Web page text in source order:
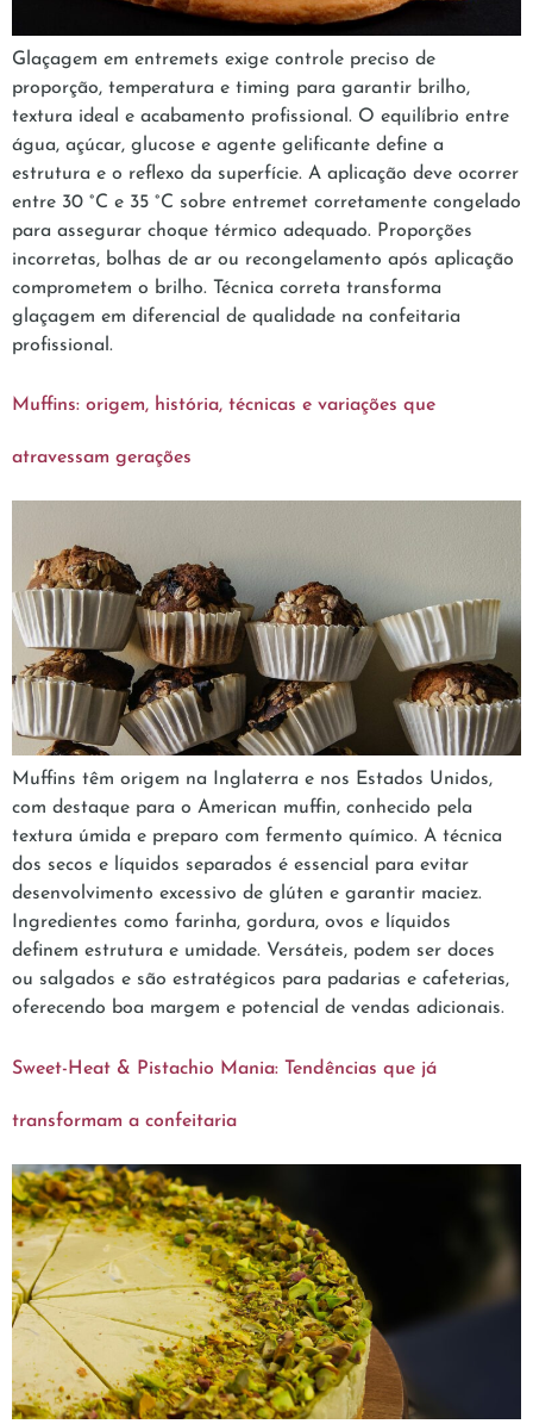
Glaçagem em entremets exige controle preciso de
proporção, temperatura e timing para garantir brilho,
textura ideal e acabamento profissional. O equilíbrio entre
água, açúcar, glucose e agente gelificante define a
estrutura e o reflexo da superfície. A aplicação deve ocorrer
entre 30 °C e 35 °C sobre entremet corretamente congelado
para assegurar choque térmico adequado. Proporções
incorretas, bolhas de ar ou recongelamento após aplicação
comprometem o brilho. Técnica correta transforma
glaçagem em diferencial de qualidade na confeitaria
profissional.
Muffins: origem, história, técnicas e variações que
atravessam gerações
Muffins têm origem na Inglaterra e nos Estados Unidos,
com destaque para o American muffin, conhecido pela
textura úmida e preparo com fermento químico. A técnica
dos secos e líquidos separados é essencial para evitar
desenvolvimento excessivo de glúten e garantir maciez.
Ingredientes como farinha, gordura, ovos e líquidos
definem estrutura e umidade. Versáteis, podem ser doces
ou salgados e são estratégicos para padarias e cafeterias,
oferecendo boa margem e potencial de vendas adicionais.
Sweet-Heat & Pistachio Mania: Tendências que já
transformam a confeitaria